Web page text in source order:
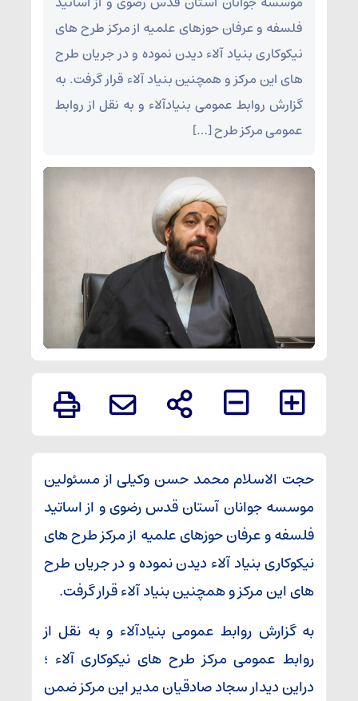
فلسفه و عرفان حوزهای علمیه از مرکز طرح های
نیکوکاری بنیاد آلاء دیدن نموده و در جریان طرح
های این مرکز و همچنین بنیاد آلاء قرار گرفت. به
گزارش روابط عمومی بنیادآلاء و به نقل از روابط
عمومی مرکز طرح […]
حجت الاسلام محمد حسن وکیلی از مسئولین
موسسه جوانان آستان قدس رضوی و از اساتید
فلسفه و عرفان حوزهای علمیه از مرکز طرح های
نیکوکاری بنیاد آلاء دیدن نموده و در جریان طرح
های این مرکز و همچنین بنیاد آلاء قرار گرفت.
به گزارش روابط عمومی بنیادآلاء و به نقل از
روابط عمومی مرکز طرح های نیکوکاری آلاء ؛
دراین دیدار سجاد صادقیان مدیر این مرکز ضمن